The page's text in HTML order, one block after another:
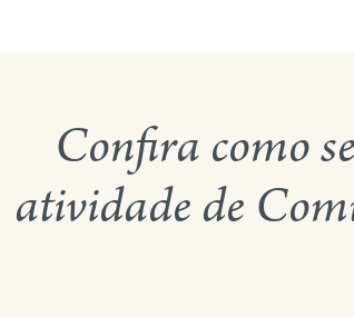
Confira como
atividade de